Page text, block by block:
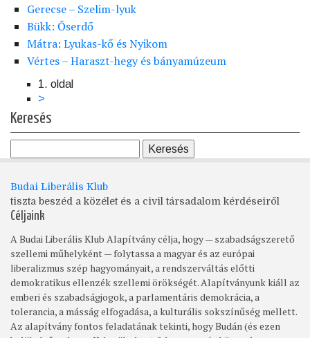
Gerecse – Szelim-lyuk
Bükk: Őserdő
Mátra: Lyukas-kő és Nyikom
Vértes – Haraszt-hegy és bányamúzeum
Oldalszámozás
1. oldal
Következő
oldal
>
Keresés
Budai Liberális Klub
tiszta beszéd a közélet és a civil társadalom kérdéseiről
Céljaink
A Budai Liberális Klub Alapítvány célja, hogy — szabadságszerető
szellemi műhelyként — folytassa a magyar és az európai
liberalizmus szép hagyományait, a rendszerváltás előtti
demokratikus ellenzék szellemi örökségét. Alapítványunk kiáll az
emberi és szabadságjogok, a parlamentáris demokrácia, a
tolerancia, a másság elfogadása, a kulturális sokszínűség mellett.
Az alapítvány fontos feladatának tekinti, hogy Budán (és ezen